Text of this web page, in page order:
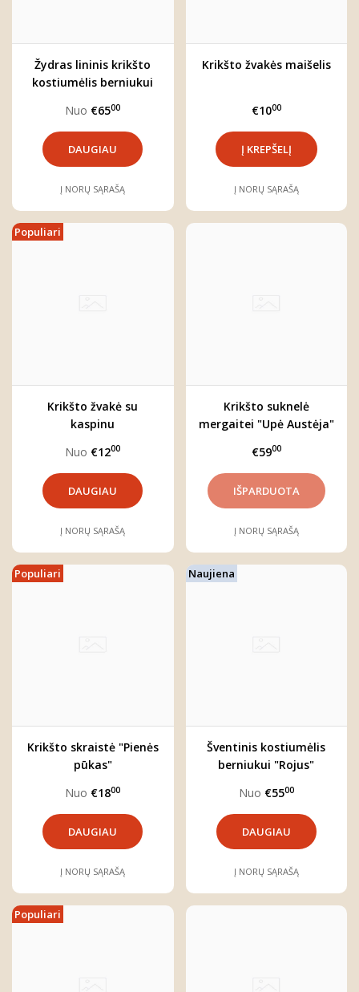
Žydras lininis krikšto
kostiumėlis berniukui
Nuo €6500
DAUGIAU
Į NORŲ SĄRAŠĄ
Krikšto žvakės maišelis
€1000
Į NORŲ SĄRAŠĄ
Populiari
Krikšto žvakė su
kaspinu
Nuo €1200
DAUGIAU
Į NORŲ SĄRAŠĄ
Krikšto suknelė
mergaitei "Upė Austėja"
€5900
Į NORŲ SĄRAŠĄ
Populiari
Krikšto skraistė "Pienės
pūkas"
Nuo €1800
DAUGIAU
Į NORŲ SĄRAŠĄ
Naujiena
Šventinis kostiumėlis
berniukui "Rojus"
Nuo €5500
DAUGIAU
Į NORŲ SĄRAŠĄ
Populiari